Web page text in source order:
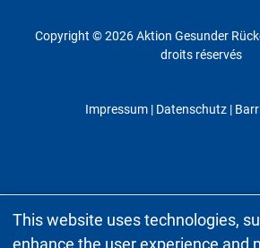
Copyright © 2026 Aktion Gesunder
droits réservés
Impressum| Datenschutz|
This website uses technologies,
enhance the user experience and